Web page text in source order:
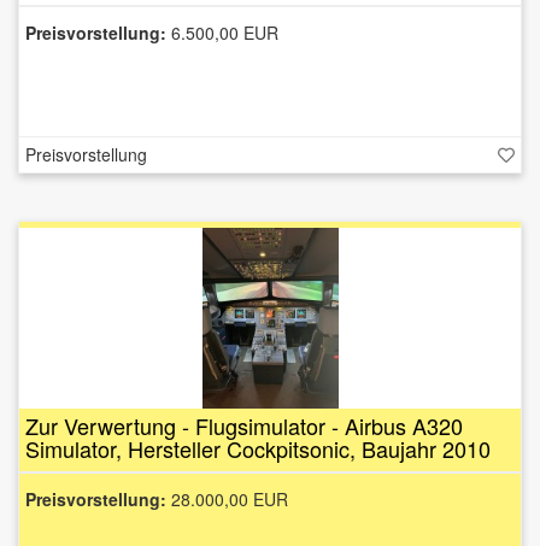
Preisvorstellung: 6.500,00 EUR
Preisvorstellung
Zur Verwertung - Flugsimulator - Airbus A320
Simulator, Hersteller Cockpitsonic, Baujahr 2010
Preisvorstellung: 28.000,00 EUR